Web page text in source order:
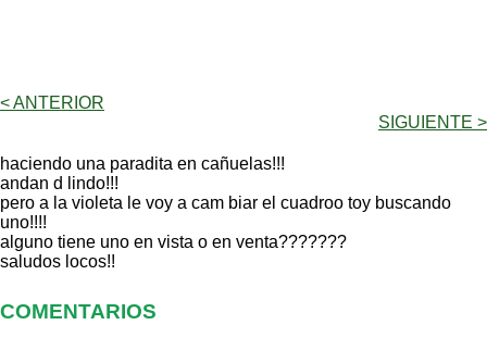
< ANTERIOR
SIGUIENTE >
haciendo una paradita en cañuelas!!!
andan d lindo!!!
pero a la violeta le voy a cam biar el cuadroo toy buscando
uno!!!!
alguno tiene uno en vista o en venta???????
saludos locos!!
COMENTARIOS